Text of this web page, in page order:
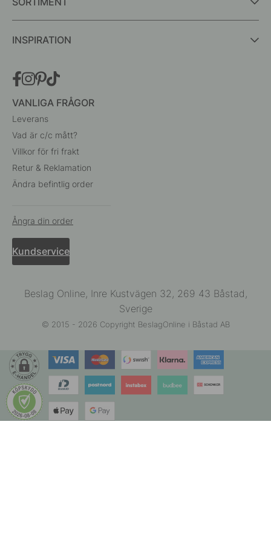
INSPIRATION
VANLIGA FRÅGOR
Leverans
Vad är c/c mått?
Villkor för fri frakt
Retur & Reklamation
Ändra befintlig order
Ångra din order
Kundservice
Beslag Online, Inre Kustvägen 32, 269 43 Båstad,
Sverige
© 2015 - 2026 Copyright BeslagOnline i Båstad AB